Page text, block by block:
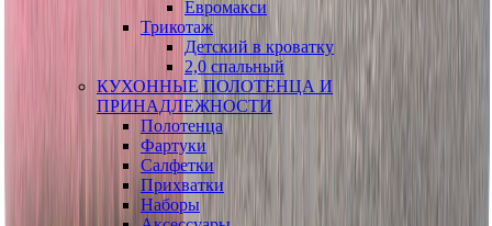
Евромакси
Трикотаж
Детский в кроватку
2,0 спальный
КУХОННЫЕ ПОЛОТЕНЦА И
ПРИНАДЛЕЖНОСТИ
Полотенца
Фартуки
Салфетки
Прихватки
Наборы